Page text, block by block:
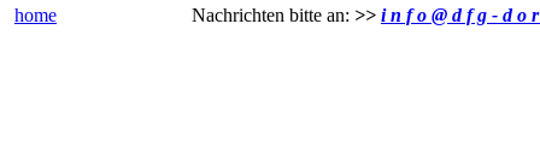
home Nachrichten bitte an: >> i n f o @ d f g - d o